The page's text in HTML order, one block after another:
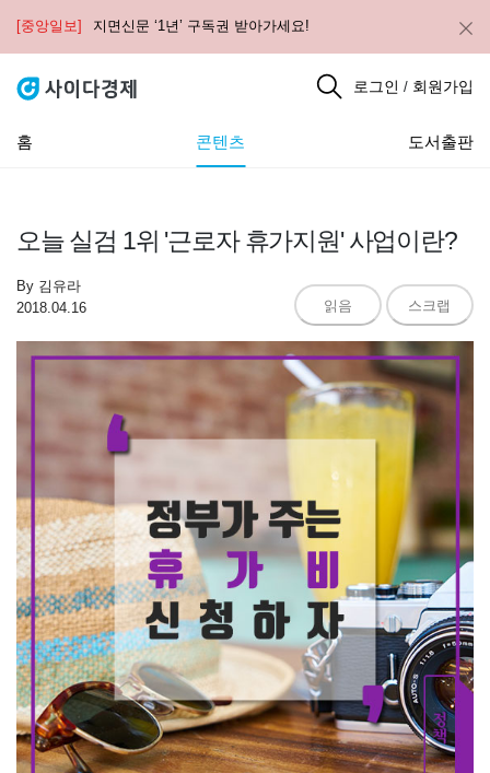
[중앙일보] 지면신문 ‘1년’ 구독권 받아가세요!
로그인 / 회원가입
홈 콘텐츠 도서출판
오늘 실검 1위 '근로자 휴가지원' 사업이란?
By 김유라
2018.04.16
읽음 스크랩